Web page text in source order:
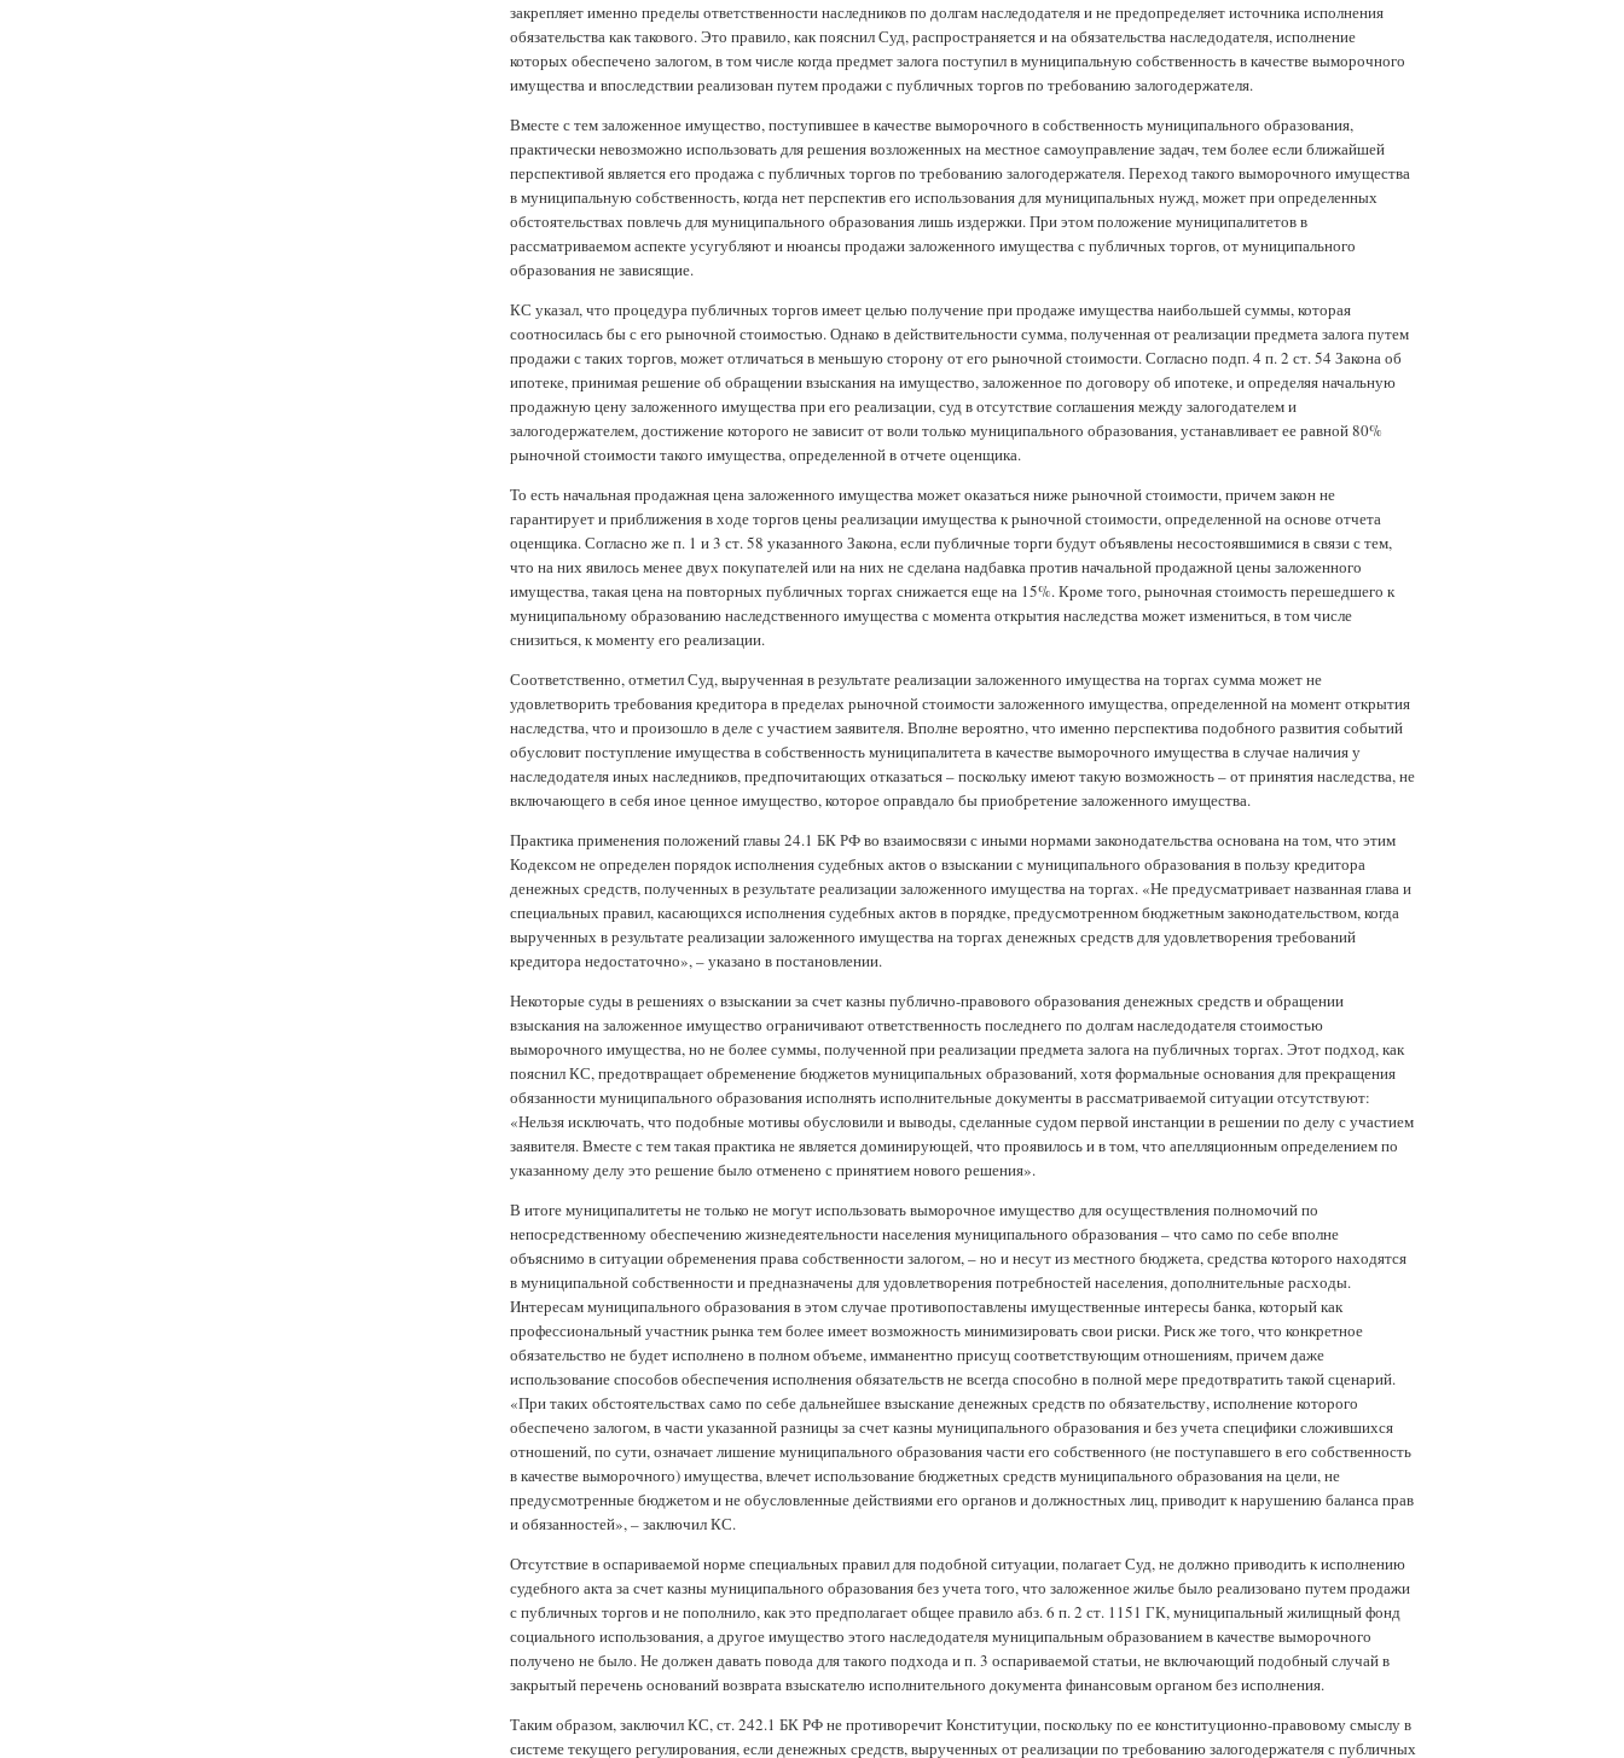
закрепляет именно пределы ответственности наследников по долгам наследодателя и не предопределяет источника исполнения
обязательства как такового. Это правило, как пояснил Суд, распространяется и на обязательства наследодателя, исполнение
которых обеспечено залогом, в том числе когда предмет залога поступил в муниципальную собственность в качестве выморочного
имущества и впоследствии реализован путем продажи с публичных торгов по требованию залогодержателя.
Вместе с тем заложенное имущество, поступившее в качестве выморочного в собственность муниципального образования,
практически невозможно использовать для решения возложенных на местное самоуправление задач, тем более если ближайшей
перспективой является его продажа с публичных торгов по требованию залогодержателя. Переход такого выморочного имущества
в муниципальную собственность, когда нет перспектив его использования для муниципальных нужд, может при определенных
обстоятельствах повлечь для муниципального образования лишь издержки. При этом положение муниципалитетов в
рассматриваемом аспекте усугубляют и нюансы продажи заложенного имущества с публичных торгов, от муниципального
образования не зависящие.
КС указал, что процедура публичных торгов имеет целью получение при продаже имущества наибольшей суммы, которая
соотносилась бы с его рыночной стоимостью. Однако в действительности сумма, полученная от реализации предмета залога путем
продажи с таких торгов, может отличаться в меньшую сторону от его рыночной стоимости. Согласно подп. 4 п. 2 ст. 54 Закона об
ипотеке, принимая решение об обращении взыскания на имущество, заложенное по договору об ипотеке, и определяя начальную
продажную цену заложенного имущества при его реализации, суд в отсутствие соглашения между залогодателем и
залогодержателем, достижение которого не зависит от воли только муниципального образования, устанавливает ее равной 80%
рыночной стоимости такого имущества, определенной в отчете оценщика.
То есть начальная продажная цена заложенного имущества может оказаться ниже рыночной стоимости, причем закон не
гарантирует и приближения в ходе торгов цены реализации имущества к рыночной стоимости, определенной на основе отчета
оценщика. Согласно же п. 1 и 3 ст. 58 указанного Закона, если публичные торги будут объявлены несостоявшимися в связи с тем,
что на них явилось менее двух покупателей или на них не сделана надбавка против начальной продажной цены заложенного
имущества, такая цена на повторных публичных торгах снижается еще на 15%. Кроме того, рыночная стоимость перешедшего к
муниципальному образованию наследственного имущества с момента открытия наследства может измениться, в том числе
снизиться, к моменту его реализации.
Соответственно, отметил Суд, вырученная в результате реализации заложенного имущества на торгах сумма может не
удовлетворить требования кредитора в пределах рыночной стоимости заложенного имущества, определенной на момент открытия
наследства, что и произошло в деле с участием заявителя. Вполне вероятно, что именно перспектива подобного развития событий
обусловит поступление имущества в собственность муниципалитета в качестве выморочного имущества в случае наличия у
наследодателя иных наследников, предпочитающих отказаться – поскольку имеют такую возможность – от принятия наследства, не
включающего в себя иное ценное имущество, которое оправдало бы приобретение заложенного имущества.
Практика применения положений главы 24.1 БК РФ во взаимосвязи с иными нормами законодательства основана на том, что этим
Кодексом не определен порядок исполнения судебных актов о взыскании с муниципального образования в пользу кредитора
денежных средств, полученных в результате реализации заложенного имущества на торгах. «Не предусматривает названная глава и
специальных правил, касающихся исполнения судебных актов в порядке, предусмотренном бюджетным законодательством, когда
вырученных в результате реализации заложенного имущества на торгах денежных средств для удовлетворения требований
кредитора недостаточно», – указано в постановлении.
Некоторые суды в решениях о взыскании за счет казны публично-правового образования денежных средств и обращении
взыскания на заложенное имущество ограничивают ответственность последнего по долгам наследодателя стоимостью
выморочного имущества, но не более суммы, полученной при реализации предмета залога на публичных торгах. Этот подход, как
пояснил КС, предотвращает обременение бюджетов муниципальных образований, хотя формальные основания для прекращения
обязанности муниципального образования исполнять исполнительные документы в рассматриваемой ситуации отсутствуют:
«Нельзя исключать, что подобные мотивы обусловили и выводы, сделанные судом первой инстанции в решении по делу с участием
заявителя. Вместе с тем такая практика не является доминирующей, что проявилось и в том, что апелляционным определением по
указанному делу это решение было отменено с принятием нового решения».
В итоге муниципалитеты не только не могут использовать выморочное имущество для осуществления полномочий по
непосредственному обеспечению жизнедеятельности населения муниципального образования – что само по себе вполне
объяснимо в ситуации обременения права собственности залогом, – но и несут из местного бюджета, средства которого находятся
в муниципальной собственности и предназначены для удовлетворения потребностей населения, дополнительные расходы.
Интересам муниципального образования в этом случае противопоставлены имущественные интересы банка, который как
профессиональный участник рынка тем более имеет возможность минимизировать свои риски. Риск же того, что конкретное
обязательство не будет исполнено в полном объеме, имманентно присущ соответствующим отношениям, причем даже
использование способов обеспечения исполнения обязательств не всегда способно в полной мере предотвратить такой сценарий.
«При таких обстоятельствах само по себе дальнейшее взыскание денежных средств по обязательству, исполнение которого
обеспечено залогом, в части указанной разницы за счет казны муниципального образования и без учета специфики сложившихся
отношений, по сути, означает лишение муниципального образования части его собственного (не поступавшего в его собственность
в качестве выморочного) имущества, влечет использование бюджетных средств муниципального образования на цели, не
предусмотренные бюджетом и не обусловленные действиями его органов и должностных лиц, приводит к нарушению баланса прав
и обязанностей», – заключил КС.
Отсутствие в оспариваемой норме специальных правил для подобной ситуации, полагает Суд, не должно приводить к исполнению
судебного акта за счет казны муниципального образования без учета того, что заложенное жилье было реализовано путем продажи
с публичных торгов и не пополнило, как это предполагает общее правило абз. 6 п. 2 ст. 1151 ГК, муниципальный жилищный фонд
социального использования, а другое имущество этого наследодателя муниципальным образованием в качестве выморочного
получено не было. Не должен давать повода для такого подхода и п. 3 оспариваемой статьи, не включающий подобный случай в
закрытый перечень оснований возврата взыскателю исполнительного документа финансовым органом без исполнения.
Таким образом, заключил КС, ст. 242.1 БК РФ не противоречит Конституции, поскольку по ее конституционно-правовому смыслу в
системе текущего регулирования, если денежных средств, вырученных от реализации по требованию залогодержателя с публичных